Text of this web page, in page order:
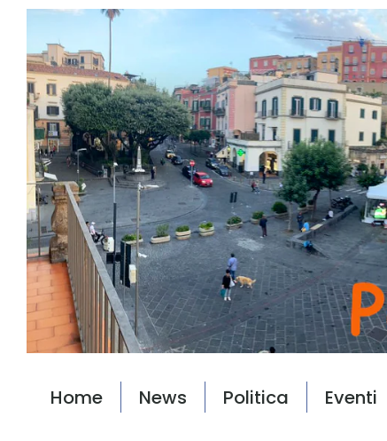
Home News Politica Eventi